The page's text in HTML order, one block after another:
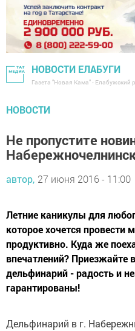
НОВОСТИ ЕЛАБУГИ
Газета "Новая Кама" - Елабужский
НОВОСТИ
Не пропустите
автор, 27 июня 2016 - 11:00
Летние каникулы для
которое хочется провести
продуктивно. Куда же
впечатлений? Приезжайте
дельфинарий - радость и
гарантированы!
Дельфинарий в г.